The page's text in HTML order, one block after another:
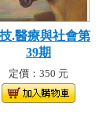
.醫療與社會第
39期
定價：350 元